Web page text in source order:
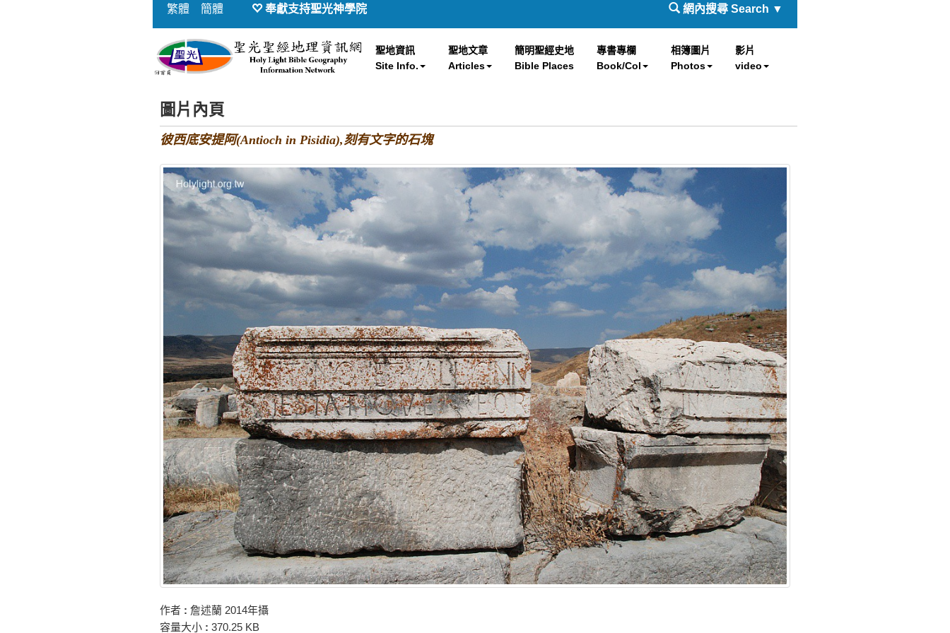
繁體 簡體 奉獻支持聖光神學院 網內搜尋 Search ▼
聖地資訊
Site Info.
聖地文章
Articles
簡明聖經史地
Bible Places
專書專欄
Book/Col
相簿圖片
Photos
影片
video
圖片內頁
彼西底安提阿(Antioch in Pisidia),刻有文字的石塊
作者 : 詹述蘭 2014年攝
容量大小 : 370.25 KB